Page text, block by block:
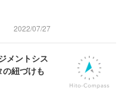
2022/07/27
メントシス
紐づけも